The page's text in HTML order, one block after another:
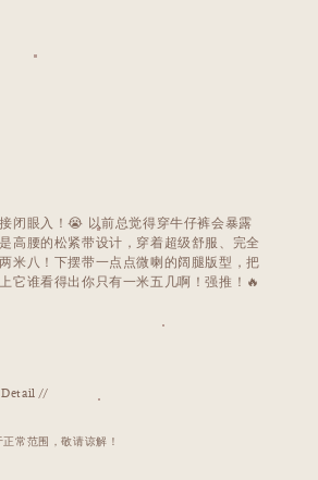
闭眼入！😭 以前总觉得穿牛仔裤会暴露
高腰的松紧带设计，穿着超级舒服、完全
米八！下摆带一点点微喇的阔腿版型，把
它谁看得出你只有一米五几啊！强推！🔥
Detail //
常范围，敬请谅解！